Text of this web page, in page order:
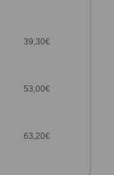
39,30€
53,00€
63,20€